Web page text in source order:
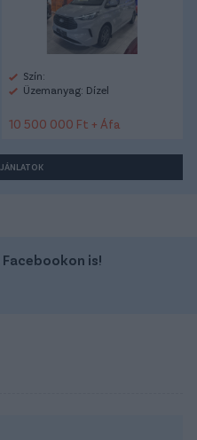
Szín:
Üzemanyag: Dízel
10 500 000 Ft + Áfa
is!